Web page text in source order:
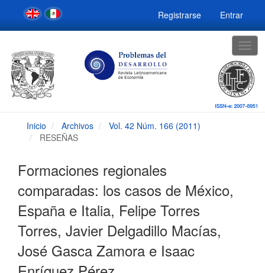
Navegación
principal
Contenido
Barra
lateral
Registrarse Entrar
Inicio Archivos
Vol. 42 Núm. 166 (2011)
RESEÑAS
Formaciones regionales
comparadas: los casos de México,
España e Italia, Felipe Torres
Torres, Javier Delgadillo Macías,
José Gasca Zamora e Isaac